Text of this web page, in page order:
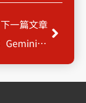
下一篇文章
AI 新紀元： Gemini 驅動的創新未來
Next